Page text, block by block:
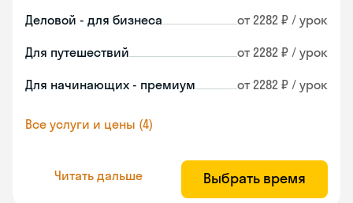
Деловой - для бизнеса от 2282 ₽ / урок
Для путешествий от 2282 ₽ / урок
Для начинающих - премиум от 2282 ₽ / урок
Все услуги и цены (4)
Читать дальше Выбрать время